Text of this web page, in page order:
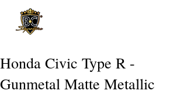
Honda Civic Type R -
Gunmetal Matte Metallic